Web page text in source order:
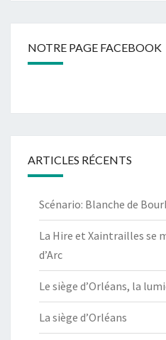
NOTRE PAGE FACEBOOK
ARTICLES RÉCENTS
Scénario: Blanche de
La Hire et Xaintrailles se
d’Arc
Le siège d’Orléans, la
La siège d’Orléans